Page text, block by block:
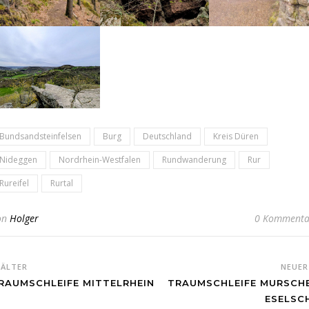
Bundsandsteinfelsen Burg Deutschland
Kreis Düren
Nideggen
Nordrhein-Westfalen Rundwanderung
Rur
Rureifel
Rurtal
Holger 0
MITTELRHEIN
NEUER
TRAUMSCHLEIFE